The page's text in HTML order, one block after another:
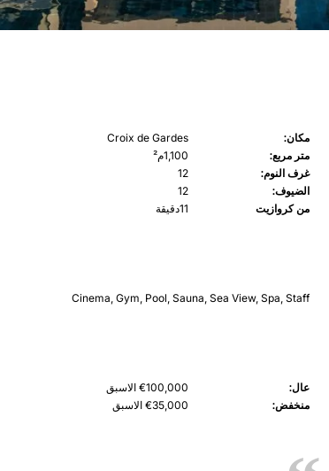
مكان:
Croix de Gardes
متر مربع:
1,100م²
غرف النوم:
12
الضيوف:
12
من كروازيت
11دقيقة
Cinema, Gym, Pool, Sauna, Sea View, Spa, Staff
عال:
€100,000 الاسبق
منخفض:
€35,000 الاسبق